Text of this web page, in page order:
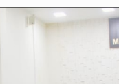
de guardar armas de